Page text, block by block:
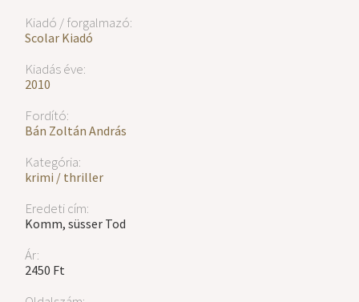
Kiadó / forgalmazó:
Scolar Kiadó
Kiadás éve:
2010
Fordító:
Bán Zoltán András
Kategória:
krimi / thriller
Eredeti cím:
Komm, süsser Tod
Ár:
2450 Ft